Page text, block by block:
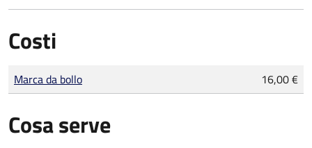
Costi
Tipo di pagamento
Importo
Marca da bollo 16,00 €
Cosa serve